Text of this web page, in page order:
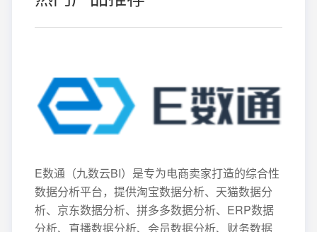
E数通（九数云BI）是专为电商卖家打造的综合性
数据分析平台，提供淘宝数据分析、天猫数据分
析、京东数据分析、拼多多数据分析、ERP数据
分析、直播数据分析、会员数据分析、财务数据